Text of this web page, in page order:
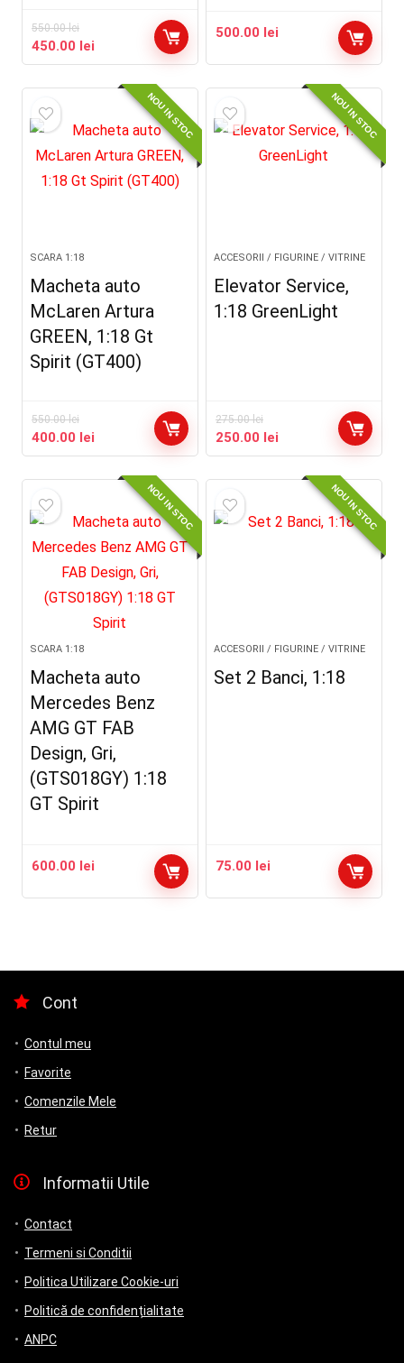
550.00lei
Prețul
inițial
550.00 lei.
450.00 lei
curent
este:
450.00 lei.
500.00 lei
NOU IN STOC
SCARA 1:18
Macheta auto
McLaren Artura
GREEN, 1:18 Gt
Spirit (GT400)
550.00lei
Prețul
inițial
550.00 lei.
400.00 lei
curent
este:
400.00 lei.
NOU IN STOC
ACCESORII / FIGURINE / VITRINE
Elevator Service,
1:18 GreenLight
275.00lei
Prețul
inițial
275.00 lei.
250.00 lei
curent
este:
250.00 lei.
NOU IN STOC
SCARA 1:18
Macheta auto
Mercedes Benz
AMG GT FAB
Design, Gri,
(GTS018GY) 1:18
GT Spirit
600.00 lei
NOU IN STOC
ACCESORII / FIGURINE / VITRINE
Set 2 Banci, 1:18
75.00 lei
Cont
Contul meu
Favorite
Comenzile Mele
Retur
Informatii Utile
Contact
Termeni si Conditii
Politica Utilizare Cookie-uri
Politică de confidențialitate
ANPC